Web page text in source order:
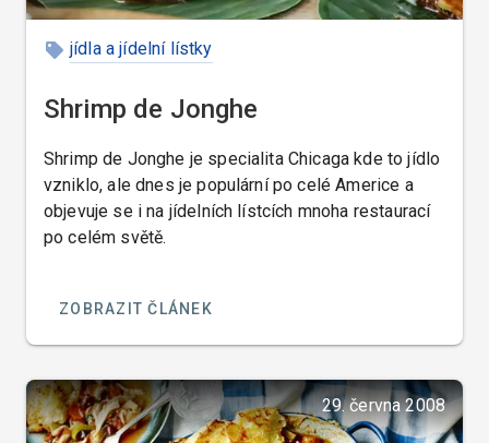
jídla a jídelní lístky
Shrimp de Jonghe
Shrimp de Jonghe je specialita Chicaga kde to jídlo
vzniklo, ale dnes je populární po celé Americe a
objevuje se i na jídelních lístcích mnoha restaurací
po celém světě.
ZOBRAZIT ČLÁNEK
29. června 2008